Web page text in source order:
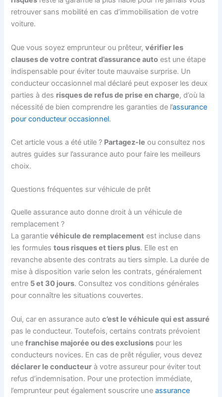
retrouver sans mobilité en cas d’immobilisation de votre
voiture.
Que vous soyez emprunteur ou prêteur,vérifier les
clauses de votre contrat d’assurance auto est une étape
indispensable pour éviter toute mauvaise surprise. Un
conducteur occasionnel mal déclaré peut exposer les deux
parties à des risques de refus de prise en charge, d’où la
nécessité de bien comprendre les garanties de l’assurance
pour conducteur occasionnel.
Cet article vous a été utile ? Partagez-le ou consultez nos
autres guides sur l’assurance auto pour faire les meilleurs
choix.
Questions fréquentes sur véhicule de prêt
Quelle assurance auto donne droit à un véhicule de
remplacement ?
La garantievéhicule de remplacement est incluse dans
les formulestous risques et tiers plus. Elle est en
revanche absente des contrats au tiers simple. La durée de
mise à disposition varie selon les contrats, généralement
entre 5 et 30 jours. Consultez vos conditions générales
pour connaître les situations couvertes.
Oui, car en assurance autoc’est le véhicule qui est assuré
pas le conducteur. Toutefois, certains contrats prévoient
unefranchise majorée ou des exclusions pour les
conducteurs novices. En cas de prêt régulier, vous devez
déclarer le conducteur à votre assureur pour éviter tout
refus d’indemnisation. Pour une protection immédiate,
l’emprunteur peut également souscrire uneassurance